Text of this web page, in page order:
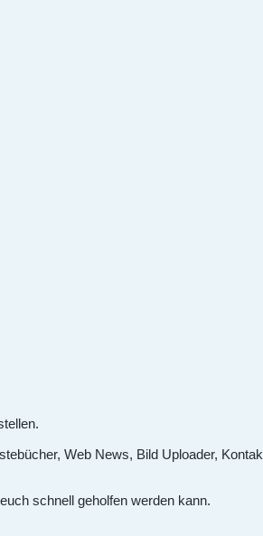
Web News, Bild Uploader,
schnell geholfen werden kann.